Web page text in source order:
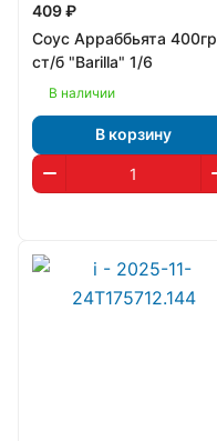
409 ₽
Соус Арраббьята 400гр
ст/б "Barilla" 1/6
В наличии
В корзину